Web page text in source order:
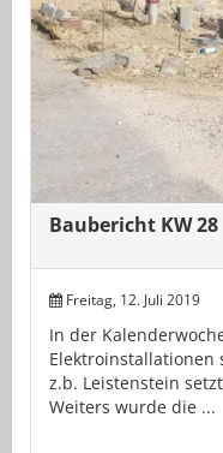
Baubericht KW 28
Freitag, 12. Juli 2019
In der
Elektroinstallationen
z.b. Leistenstein
Weiters wurde die ...